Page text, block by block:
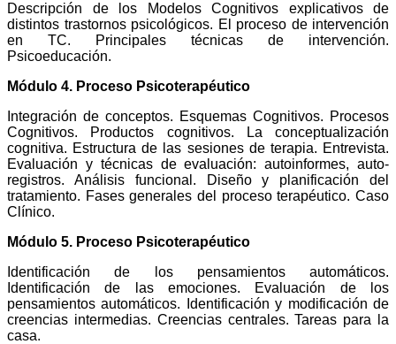
Descripción de los Modelos Cognitivos explicativos de
distintos trastornos psicológicos. El proceso de intervención
en TC. Principales técnicas de intervención.
Psicoeducación.
Módulo 4. Proceso Psicoterapéutico
Integración de conceptos. Esquemas Cognitivos. Procesos
Cognitivos. Productos cognitivos. La conceptualización
cognitiva. Estructura de las sesiones de terapia. Entrevista.
Evaluación y técnicas de evaluación: autoinformes, auto-
registros. Análisis funcional. Diseño y planificación del
tratamiento. Fases generales del proceso terapéutico. Caso
Clínico.
Módulo 5. Proceso Psicoterapéutico
Identificación de los pensamientos automáticos.
Identificación de las emociones. Evaluación de los
pensamientos automáticos. Identificación y modificación de
creencias intermedias. Creencias centrales. Tareas para la
casa.